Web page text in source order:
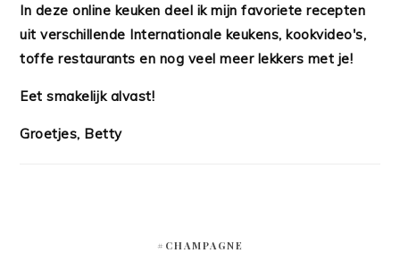
In deze online keuken deel ik mijn favoriete recepten
uit verschillende Internationale keukens, kookvideo's,
toffe restaurants en nog veel meer lekkers met je!
Eet smakelijk alvast!
Groetjes, Betty
#CHAMPAGNE